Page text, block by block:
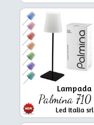
Lampada
Palmina 710
Led italia srl